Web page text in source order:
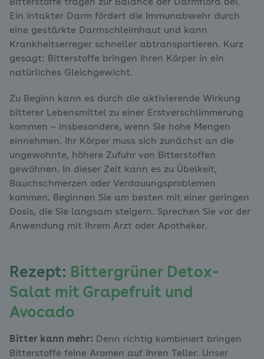
Bitterstoffe tragen zur Balance der Darmflora bei.
Ein intakter Darm fördert die Immunabwehr durch
eine gestärkte Darmschleimhaut und kann
Krankheitserreger schneller abtransportieren. Kurz
gesagt: Bitterstoffe bringen Ihren Körper in ein
natürliches Gleichgewicht.
Zu Beginn kann es durch die aktivierende Wirkung
bitterer Lebensmittel zu einer Erstverschlimmerung
kommen – insbesondere, wenn Sie hohe Mengen
einnehmen. Ihr Körper muss sich zunächst an die
ungewohnte, höhere Zufuhr von Bitterstoffen
gewöhnen. In dieser Zeit kann es zu Übelkeit,
Bauchschmerzen oder Verdauungsproblemen
kommen. Beginnen Sie am besten mit einer geringen
Dosis, die Sie langsam steigern. Sprechen Sie vor der
Anwendung mit Ihrem Arzt oder Apotheker.
Rezept: Bittergrüner Detox-
Salat mit Grapefruit und
Avocado
Bitter kann mehr: Denn richtig kombiniert bringen
Bitterstoffe feine Aromen auf Ihren Teller. Unser